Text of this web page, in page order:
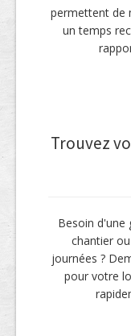
permettent de
un temps
Trouvez
Besoin d'une
chantier
journées ?
pour votre